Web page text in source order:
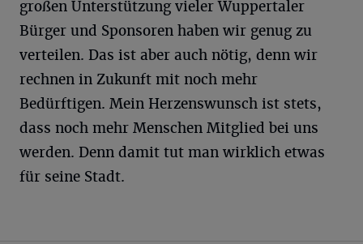
großen Unterstützung vieler Wuppertaler
Bürger und Sponsoren haben wir genug zu
verteilen. Das ist aber auch nötig, denn wir
rechnen in Zukunft mit noch mehr
Bedürftigen. Mein Herzenswunsch ist stets,
dass noch mehr Menschen Mitglied bei uns
werden. Denn damit tut man wirklich etwas
für seine Stadt.